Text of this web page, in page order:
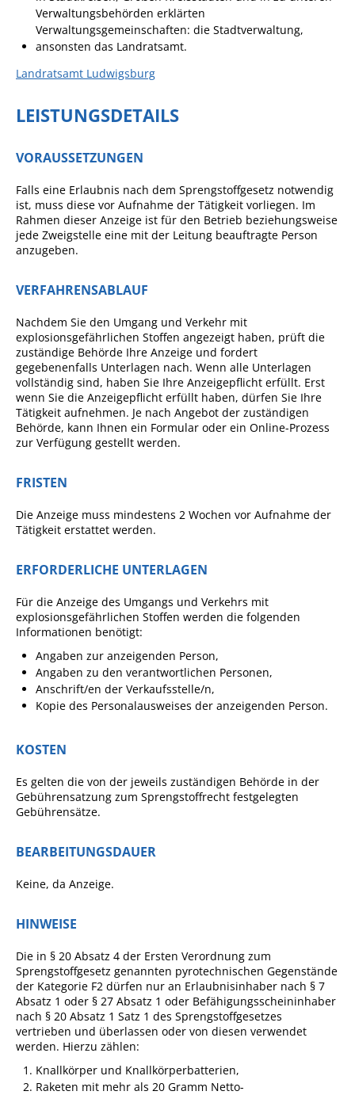
Wissenswertes/Service
Gutachterausschuss
Selbstbestimmung
Fachstelle
Wohnungssicherung
Öffentliche
Bekanntmachungen
Ausschreibungen
Bebauungspläne
Ortsrecht
ERLEBEN
Steillagen/Weinberge
Natur Umwelt Klima
RADKultur in
Gemmrigheim
Kirchen
Geschichte
MEIN GEMMRIGHEIM
Projekt Summendes
Gemmrigheim
Verwaltungsbehörden erklärten
Verwaltungsgemeinschaften: die Stadtverwaltung,
ansonsten das Landratsamt.
Landratsamt Ludwigsburg
LEISTUNGSDETAILS
VORAUSSETZUNGEN
Falls eine Erlaubnis nach dem Sprengstoffgesetz notwendig
ist, muss diese vor Aufnahme der Tätigkeit vorliegen. Im
Rahmen dieser Anzeige ist für den Betrieb beziehungsweise
jede Zweigstelle eine mit der Leitung beauftragte Person
anzugeben.
VERFAHRENSABLAUF
Nachdem Sie den Umgang und Verkehr mit
explosionsgefährlichen Stoffen angezeigt haben, prüft die
zuständige Behörde Ihre Anzeige und fordert
gegebenenfalls Unterlagen nach. Wenn alle Unterlagen
vollständig sind, haben Sie Ihre Anzeigepflicht erfüllt. Erst
wenn Sie die Anzeigepflicht erfüllt haben, dürfen Sie Ihre
Tätigkeit aufnehmen. Je nach Angebot der zuständigen
Behörde, kann Ihnen ein Formular oder ein Online-Prozess
zur Verfügung gestellt werden.
FRISTEN
Die Anzeige muss mindestens 2 Wochen vor Aufnahme der
Tätigkeit erstattet werden.
ERFORDERLICHE UNTERLAGEN
Für die Anzeige des Umgangs und Verkehrs mit
explosionsgefährlichen Stoffen werden die folgenden
Informationen benötigt:
Angaben zur anzeigenden Person,
Angaben zu den verantwortlichen Personen,
Anschrift/en der Verkaufsstelle/n,
Kopie des Personalausweises der anzeigenden Person.
KOSTEN
Es gelten die von der jeweils zuständigen Behörde in der
Gebührensatzung zum Sprengstoffrecht festgelegten
Gebührensätze.
BEARBEITUNGSDAUER
Keine, da Anzeige.
HINWEISE
Die in § 20 Absatz 4 der Ersten Verordnung zum
Sprengstoffgesetz genannten pyrotechnischen Gegenstände
der Kategorie F2 dürfen nur an Erlaubnisinhaber nach § 7
Absatz 1 oder § 27 Absatz 1 oder Befähigungsscheininhaber
nach § 20 Absatz 1 Satz 1 des Sprengstoffgesetzes
vertrieben und überlassen oder von diesen verwendet
werden. Hierzu zählen:
Knallkörper und Knallkörperbatterien,
Raketen mit mehr als 20 Gramm Netto-